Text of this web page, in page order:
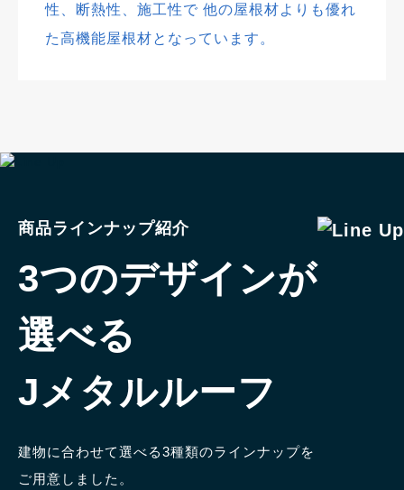
性、断熱性、施工性で 他の屋根材よりも優れ
た高機能屋根材となっています。
商品ラインナップ紹介
3つのデザインが
選べる
Jメタルルーフ
建物に合わせて選べる3種類のラインナップを
ご用意しました。